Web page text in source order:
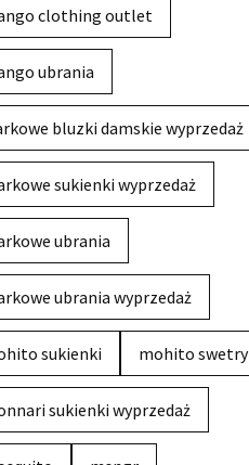
clothing outlet
ubrania
bluzki damskie wyprzedaż
sukienki wyprzedaż
ubrania
ubrania wyprzedaż
sukienki mohito swetry
sukienki wyprzedaż